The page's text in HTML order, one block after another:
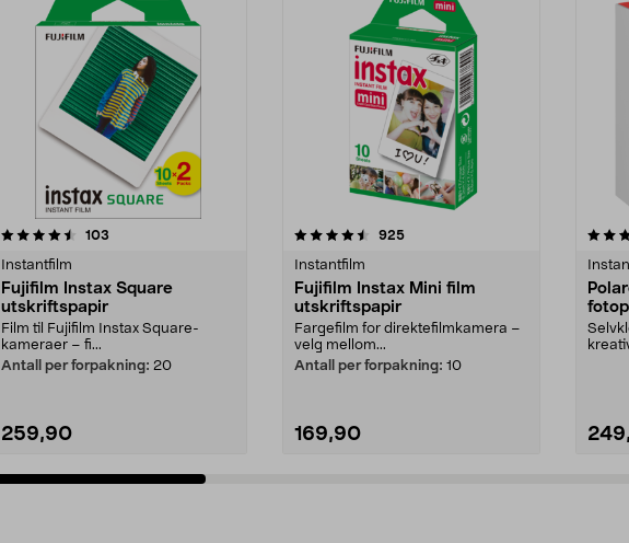
103
Instantfilm
Fujifilm Instax Square
utskriftspapir
Film til Fujifilm Instax Square-
kameraer – fi...
Antall per forpakning: 20
259,90
4.5 av 5 stjerner 925anmeldelser
Instantfilm
Fujifilm Instax Mini film
utskriftspapir
Fargefilm for direktefilmkamera –
velg mellom...
Antall per forpakning: 10
169,90
4.5 av 5 stjerner